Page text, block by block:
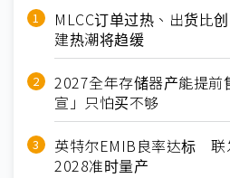
MLCC订单过热、出货比
建热潮将趋缓
2027全年存储器产能提
宣」只怕买不够
英特尔EMIB良率达标 联
2028准时量产